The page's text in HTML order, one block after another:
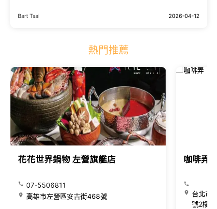
Bart Tsai 2026-04-12
熱門推薦
花花世界鍋物 左營旗艦店
07-5506811
高雄市左營區安吉街468號
咖啡弄
台北市
號2樓